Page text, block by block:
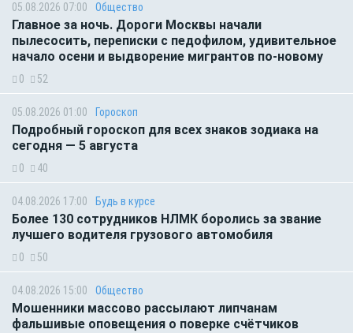
05.08.2026 07:00 Общество
Главное за ночь. Дороги Москвы начали
пылесосить, переписки с педофилом, удивительное
начало осени и выдворение мигрантов по-новому
0 52
05.08.2026 01:00 Гороскоп
Подробный гороскоп для всех знаков зодиака на
сегодня — 5 августа
0 40
04.08.2026 17:00 Будь в курсе
Более 130 сотрудников НЛМК боролись за звание
лучшего водителя грузового автомобиля
0 50
04.08.2026 15:00 Общество
Мошенники массово рассылают липчанам
фальшивые оповещения о поверке счётчиков